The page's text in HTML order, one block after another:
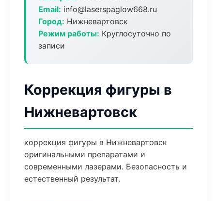
Email: info@laserspaglow668.ru
Город: Нижневартовск
Режим работы: Круглосуточно по
записи
Коррекция фигуры в
Нижневартовск
коррекция фигуры в Нижневартовск
оригинальными препаратами и
современными лазерами. Безопасность и
естественный результат.